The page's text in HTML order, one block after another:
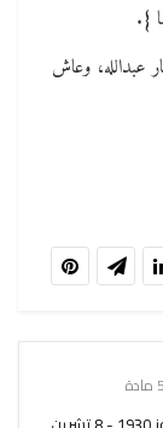
}.
عبدالله، وعاش